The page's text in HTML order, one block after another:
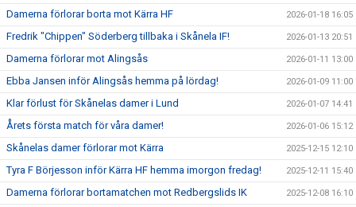
Damerna förlorar borta mot Kärra HF 2026-01-18 16:05
Fredrik "Chippen" Söderberg tillbaka i Skånela IF! 2026-01-13 20:51
Damerna förlorar mot Alingsås 2026-01-11 13:00
Ebba Jansen inför Alingsås hemma på lördag! 2026-01-09 11:00
Klar förlust för Skånelas damer i Lund 2026-01-07 14:41
Årets första match för våra damer! 2026-01-06 15:12
Skånelas damer förlorar mot Kärra 2025-12-15 12:10
Tyra F Börjesson inför Kärra HF hemma imorgon fredag! 2025-12-11 15:40
Damerna förlorar bortamatchen mot Redbergslids IK 2025-12-08 16:10